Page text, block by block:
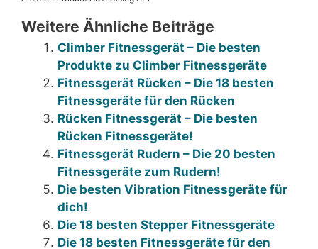
Weitere Ähnliche Beiträge
Climber Fitnessgerät – Die besten
Produkte zu Climber Fitnessgeräte
Fitnessgerät Rücken – Die 18 besten
Fitnessgeräte für den Rücken
Rücken Fitnessgerät – Die besten
Rücken Fitnessgeräte!
Fitnessgerät Rudern – Die 20 besten
Fitnessgeräte zum Rudern!
Die besten Vibration Fitnessgeräte für
dich!
Die 18 besten Stepper Fitnessgeräte
Die 18 besten Fitnessgeräte für den